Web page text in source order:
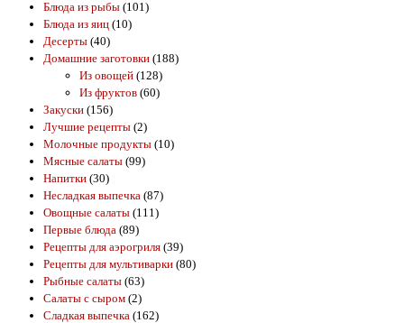
Блюда из рыбы (101)
Блюда из яиц (10)
Десерты (40)
Домашние заготовки (188)
Из овощей (128)
Из фруктов (60)
Закуски (156)
Лучшие рецепты (2)
Молочные продукты (10)
Мясные салаты (99)
Напитки (30)
Несладкая выпечка (87)
Овощные салаты (111)
Первые блюда (89)
Рецепты для аэрогриля (39)
Рецепты для мультиварки (80)
Рыбные салаты (63)
Салаты с сыром (2)
Сладкая выпечка (162)